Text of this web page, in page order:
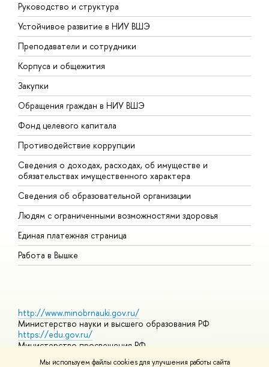
Мы используем файлы cookies для улучшения работы сайта
Руководство и структура
Устойчивое развитие в НИУ ВШЭ
Преподаватели и сотрудники
Корпуса и общежития
Закупки
Обращения граждан в НИУ ВШЭ
Фонд целевого капитала
Противодействие коррупции
Сведения о доходах, расходах, об имуществе и
обязательствах имущественного характера
Сведения об образовательной организации
Людям с ограниченными возможностями здоровья
Единая платежная страница
Работа в Вышке
http://www.minobrnauki.gov.ru/
Министерство науки и высшего образования РФ
https://edu.gov.ru/
Министерство просвещения РФ
https://elearning.hse.ru/mooc